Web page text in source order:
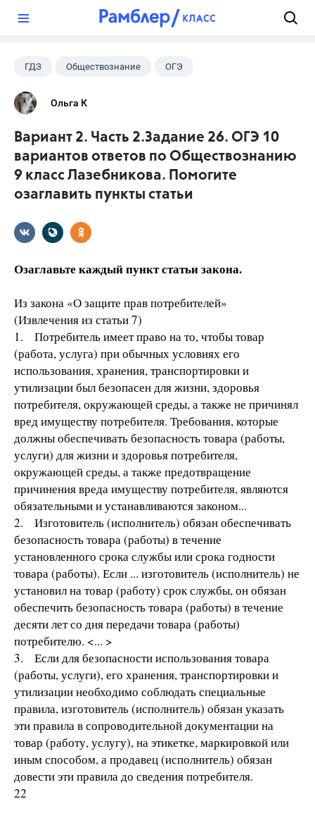
ГДЗ Обществознание ОГЭ
9 класс
Ольга К
Вариант 2. Часть 2.Задание 26. ОГЭ 10
вариантов ответов по Обществознанию
9 класс Лазебникова. Помогите
озаглавить пункты статьи
Озаглавьте каждый пункт статьи закона.
Из закона «О защите прав потребителей»
(Извлечения из статьи 7)
1. Потребитель имеет право на то, чтобы товар
(работа, услуга) при обычных условиях его
использования, хранения, транспортировки и
утилизации был безопасен для жизни, здоровья
потребителя, окружающей среды, а также не причинял
вред имуществу потребителя. Требования, которые
должны обеспечивать безопасность товара (работы,
услуги) для жизни и здоровья потребителя,
окружающей среды, а также предотвращение
причинения вреда имуществу потребителя, являются
обязательными и устанавливаются законом...
2. Изготовитель (исполнитель) обязан обеспечивать
безопасность товара (работы) в течение
установленного срока службы или срока годности
товара (работы). Если ... изготовитель (исполнитель) не
установил на товар (работу) срок службы, он обязан
обеспечить безопасность товара (работы) в течение
десяти лет со дня передачи товара (работы)
потребителю. <... >
3. Если для безопасности использования товара
(работы, услуги), его хранения, транспортировки и
утилизации необходимо соблюдать специальные
правила, изготовитель (исполнитель) обязан указать
эти правила в сопроводительной документации на
товар (работу, услугу), на этикетке, маркировкой или
иным способом, а продавец (исполнитель) обязан
довести эти правила до сведения потребителя.
22